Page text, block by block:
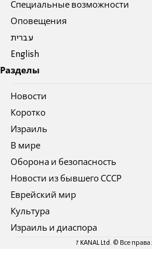
Специальные возможности
Оповещения
עברית
English
Разделы
Новости
Коротко
Израиль
В мире
Оборона и безопасность
Новости из бывшего СССР
Еврейский мир
Культура
Израиль и диаспора
7 KANAL Ltd. © Все